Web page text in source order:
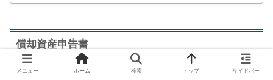
償却資産申告書
メニュー ホーム 検索 トップ サイドバー